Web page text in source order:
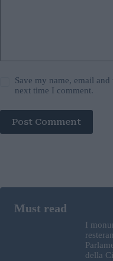
Save my name, email
next time I comment.
Post Comment
I
della